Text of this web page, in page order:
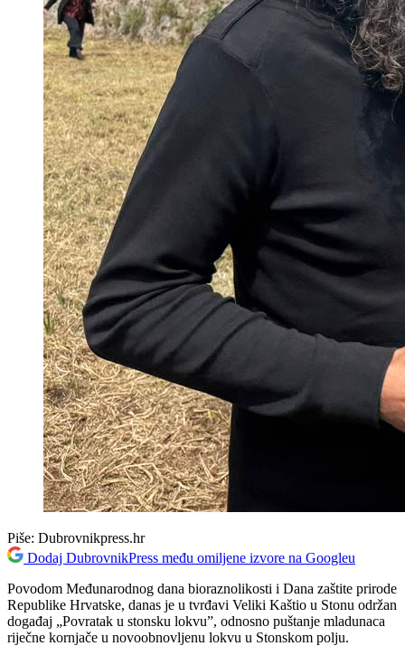
Piše: Dubrovnikpress.hr
Dodaj DubrovnikPress među omiljene izvore na Googleu
Povodom Međunarodnog dana bioraznolikosti i Dana zaštite prirode
Republike Hrvatske, danas je u tvrđavi Veliki Kaštio u Stonu održan
događaj „Povratak u stonsku lokvu”, odnosno puštanje mladunaca
riječne kornjače u novoobnovljenu lokvu u Stonskom polju.